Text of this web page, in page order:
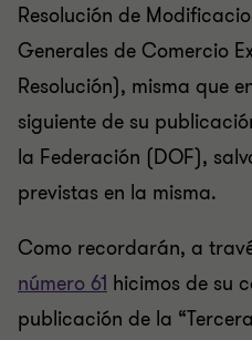
Resolución de
Generales de Comercio
Resolución), misma que
siguiente de su
la Federación (DOF),
previstas en la misma.
Como recordarán, a
número 61 hicimos de su
publicación de la